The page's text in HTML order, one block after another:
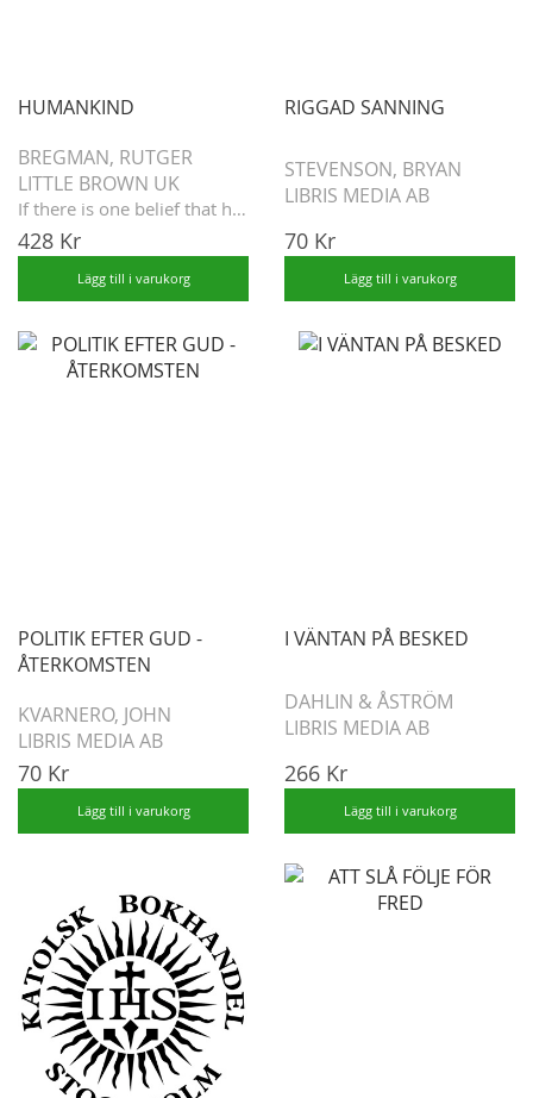
HUMANKIND
BREGMAN, RUTGER
LITTLE BROWN UK
If there is one belief that has united t...
428 Kr
Lägg till i varukorg
RIGGAD SANNING
STEVENSON, BRYAN
LIBRIS MEDIA AB
70 Kr
Lägg till i varukorg
POLITIK EFTER GUD -
ÅTERKOMSTEN
KVARNERO, JOHN
LIBRIS MEDIA AB
70 Kr
Lägg till i varukorg
I VÄNTAN PÅ BESKED
DAHLIN & ÅSTRÖM
LIBRIS MEDIA AB
266 Kr
Lägg till i varukorg